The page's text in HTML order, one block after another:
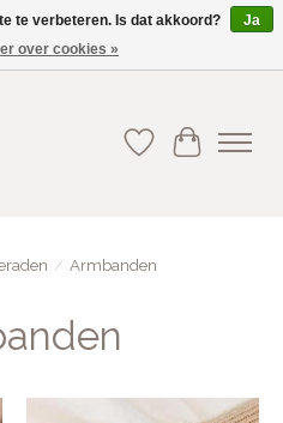
Verlanglijst
/ Armbanden
te verbeteren. Is dat akkoord?
Ja
over cookies »